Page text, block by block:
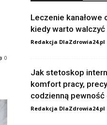
0
Leczenie kanałowe
kiedy warto walczyć
Redakcja DlaZdrowia24.pl
Jak stetoskop
komfort pracy,
codzienną pewność
Redakcja DlaZdrowia24.pl